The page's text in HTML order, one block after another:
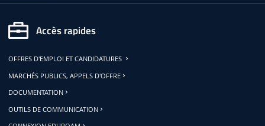
Accès rapides
OFFRES D'EMPLOI ET CANDIDATURES
MARCHÉS PUBLICS, APPELS D'OFFRE
DOCUMENTATION
OUTILS DE COMMUNICATION